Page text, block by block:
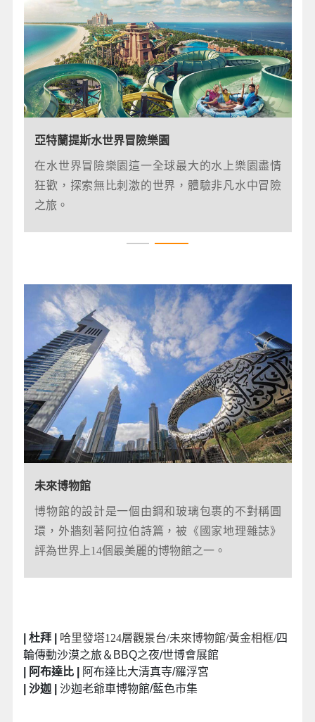
皇家亞特蘭提斯
皇家亞特蘭提斯酒店（Atlantis The Royal），於20
23年1月在朱美拉棕櫚島（Palm Jumeirah）落成揭
幕，作為杜拜新地標掀起追捧熱潮。
亞特蘭提斯水世界冒險樂園
在水世界冒險樂園這一全球最大的水上樂園盡情
狂歡，探索無比刺激的世界，體驗非凡水中冒險
之旅。
阿布達比大清真寺
是阿布達比最大的清真寺，也是唯一一座促成伊
斯蘭教與世界其他文化間獨特交融的清真寺。
未來博物館
博物館的設計是一個由鋼和玻璃包裹的不對稱圓
環，外牆刻著阿拉伯詩篇，被《國家地理雜誌》
評為世界上14個最美麗的博物館之一。
| 杜拜 | 哈里發塔124層觀景台/未來博物館/黃金相框/四
輪傳動沙漠之旅＆BBQ之夜/世博會展館
| 阿布達比 |
阿布達比大清真寺/羅浮宮
| 沙迦 | 沙迦老爺車博物館/藍色市集